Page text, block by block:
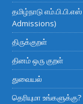
தமிழ்நாடு
Admissions)
திருக்குறள்
தினம் ஒரு குறள்
துவையல்
தெரியுமா உங்களுக்கு?